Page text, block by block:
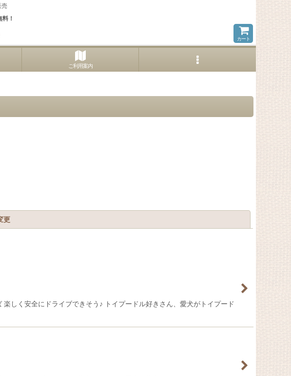
売
！
カート
ご利用案内
更
しく安全にドライブできそう♪ トイプードル好きさん、愛犬がトイプード